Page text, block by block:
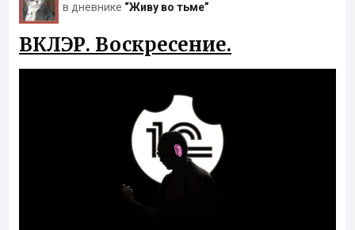
в дневнике “Живу во тьме”
ВКЛЭР. Воскресение.